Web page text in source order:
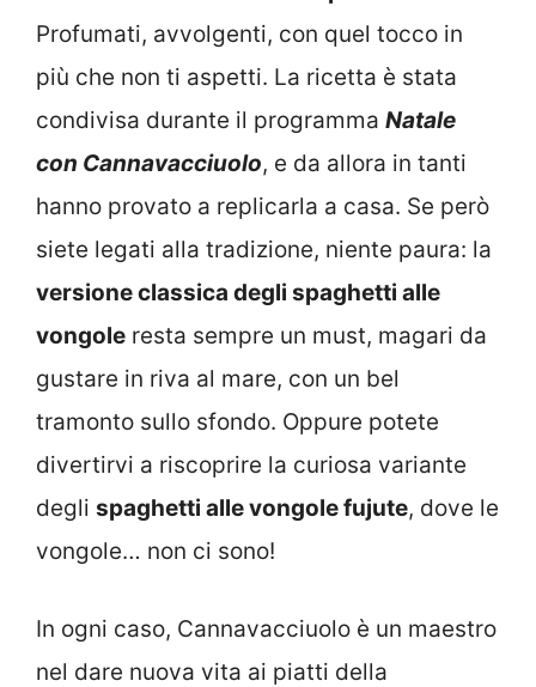
Profumati, avvolgenti, con quel tocco in
più che non ti aspetti. La ricetta è stata
condivisa durante il programma Natale
con Cannavacciuolo, e da allora in tanti
hanno provato a replicarla a casa. Se però
siete legati alla tradizione, niente paura: la
versione classica degli spaghetti alle
vongole resta sempre un must, magari da
gustare in riva al mare, con un bel
tramonto sullo sfondo. Oppure potete
divertirvi a riscoprire la curiosa variante
degli spaghetti alle vongole fujute, dove le
vongole… non ci sono!
In ogni caso, Cannavacciuolo è un maestro
nel dare nuova vita ai piatti della